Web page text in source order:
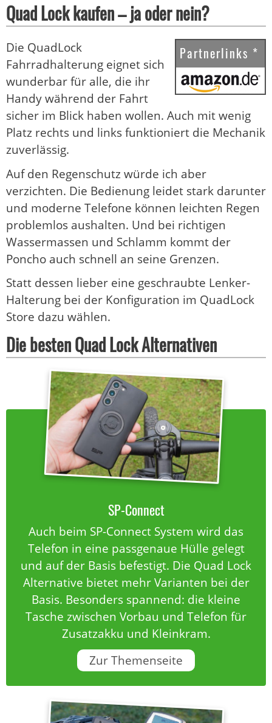
Quad Lock kaufen – ja oder nein?
Partnerlinks *
Die QuadLock
Fahrradhalterung eignet sich
wunderbar für alle, die ihr
Handy während der Fahrt
sicher im Blick haben wollen. Auch mit wenig
Platz rechts und links funktioniert die Mechanik
zuverlässig.
Auf den Regenschutz würde ich aber
verzichten. Die Bedienung leidet stark darunter
und moderne Telefone können leichten Regen
problemlos aushalten. Und bei richtigen
Wassermassen und Schlamm kommt der
Poncho auch schnell an seine Grenzen.
Statt dessen lieber eine geschraubte Lenker-
Halterung bei der Konfiguration im QuadLock
Store dazu wählen.
Die besten Quad Lock Alternativen
SP-Connect
Auch beim SP-Connect System wird das
Telefon in eine passgenaue Hülle gelegt
und auf der Basis befestigt. Die Quad Lock
Alternative bietet mehr Varianten bei der
Basis. Besonders spannend: die kleine
Tasche zwischen Vorbau und Telefon für
Zusatzakku und Kleinkram.
Zur Themenseite